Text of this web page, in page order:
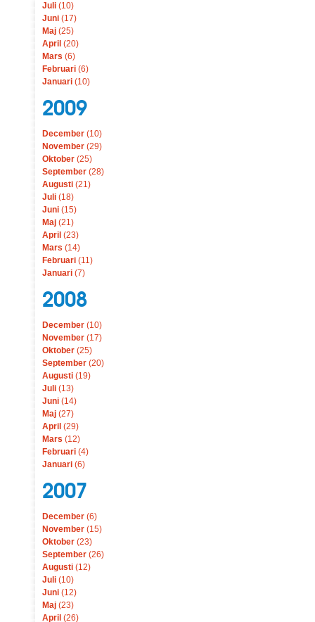
Juli (10)
Juni (17)
Maj (25)
April (20)
Mars (6)
Februari (6)
Januari (10)
2009
December (10)
November (29)
Oktober (25)
September (28)
Augusti (21)
Juli (18)
Juni (15)
Maj (21)
April (23)
Mars (14)
Februari (11)
Januari (7)
2008
December (10)
November (17)
Oktober (25)
September (20)
Augusti (19)
Juli (13)
Juni (14)
Maj (27)
April (29)
Mars (12)
Februari (4)
Januari (6)
2007
December (6)
November (15)
Oktober (23)
September (26)
Augusti (12)
Juli (10)
Juni (12)
Maj (23)
April (26)